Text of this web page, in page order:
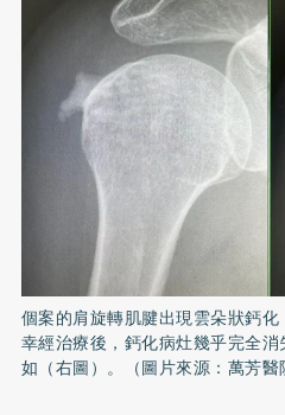
個案的肩旋轉肌腱出現雲朵狀鈣
幸經治療後，鈣化病灶幾乎完全
如（右圖）。（圖片來源：萬芳醫